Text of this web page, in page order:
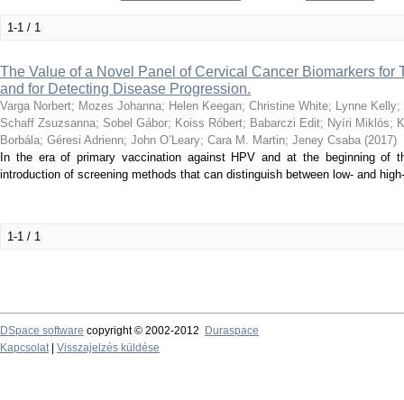
1-1 / 1
The Value of a Novel Panel of Cervical Cancer Biomarkers for
and for Detecting Disease Progression.
Varga Norbert; Mozes Johanna; Helen Keegan; Christine White; Lynne Kelly;
Schaff Zsuzsanna; Sobel Gábor; Koiss Róbert; Babarczi Edit; Nyíri Miklós;
Borbála; Géresi Adrienn; John O’Leary; Cara M. Martin; Jeney Csaba (2017)
In the era of primary vaccination against HPV and at the beginning of
introduction of screening methods that can distinguish between low- and
1-1 / 1
DSpace software copyright © 2002-2012
Duraspace
Kapcsolat| Visszajelzés küldése